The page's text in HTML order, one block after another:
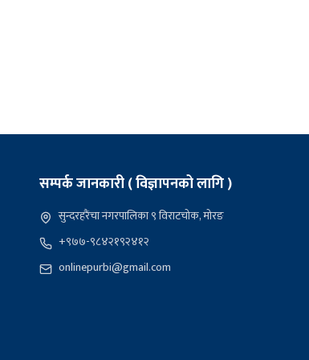
सम्पर्क जानकारी ( विज्ञापनको लागि )
सुन्दरहरैंचा नगरपालिका ९ विराटचोक, मोरङ
+९७७-९८४२१९२४१२
onlinepurbi@gmail.com